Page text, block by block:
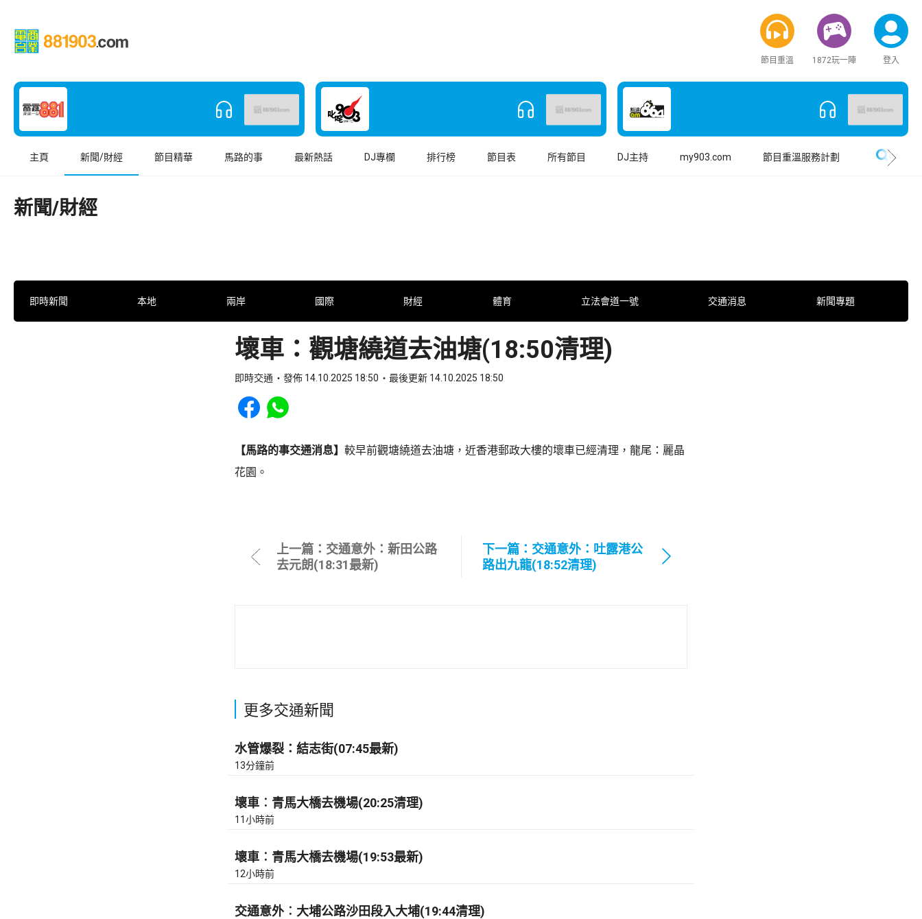
節目重溫 1872玩一陣 登入
主頁 新聞/財經 節目精華 馬路的事 最新熱話 DJ專欄 排行榜 節目表 所有節目 DJ主持 my903.com 節目重溫服務計劃
新聞/財經
即時新聞 本地 兩岸 國際 財經 體育 立法會道一號 交通消息 新聞專題
壞車：觀塘繞道去油塘(18:50清理)
即時交通 發佈 14.10.2025 18:50 最後更新 14.10.2025 18:50
Share to Facebook
Share to WhatsApp
【馬路的事交通消息】 較早前觀塘繞道去油塘，近香港郵政大樓的壞車已經清理，龍尾：麗晶
花園。
上一篇：交通意外：新田公路
去元朗(18:31最新)
下一篇：交通意外：吐露港公
路出九龍(18:52清理)
更多交通新聞
水管爆裂：結志街(07:45最新)
13分鐘前
壞車︰青馬大橋去機場(20:25清理)
11小時前
壞車︰青馬大橋去機場(19:53最新)
12小時前
交通意外︰大埔公路沙田段入大埔(19:44清理)